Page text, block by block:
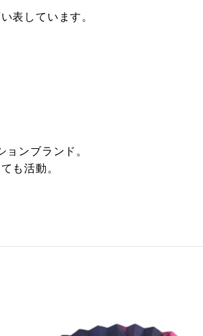
表しています。
ンブランド。
も活動。